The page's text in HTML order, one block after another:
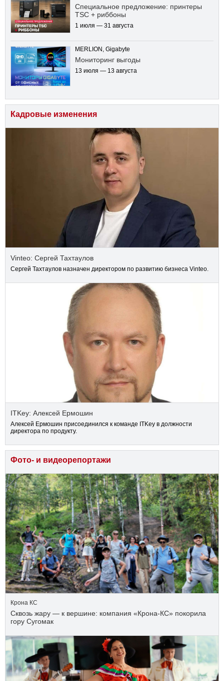
Специальное предложение: принтеры
TSC + риббоны
1 июля — 31 августа
MERLION, Gigabyte
Мониторинг выгоды
13 июля — 13 августа
Кадровые изменения
Vinteo: Сергей Тахтаулов
Сергей Тахтаулов назначен директором по развитию бизнеса Vinteo.
ITKey: Алексей Ермошин
Алексей Ермошин присоединился к команде ITKey в должности
директора по продукту.
Фото- и видеорепортажи
Крона КС
Сквозь жару — к вершине: компания «Крона‑КС» покорила
гору Сугомак